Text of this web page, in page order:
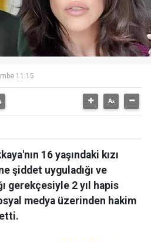
11:15
16 yaşındaki kızı
şiddet uyguladığı ve
gerekçesiyle 2 yıl hapis
medya üzerinden hakim